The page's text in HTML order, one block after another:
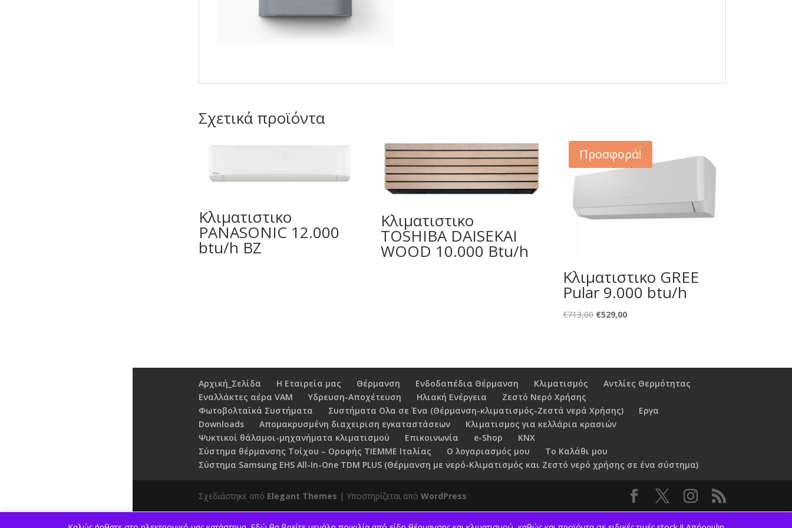
Σχετικά προϊόντα
Κλιματιστικο
PANASONIC 12.000
btu/h BZ
Κλιματιστικο
TOSHIBA DAISEKAI
WOOD 10.000 Btu/h
Προσφορά!
Κλιματιστικο GREE
Pular 9.000 btu/h
€713,00 Original
€529,00Η
€529,00.
Αρχική_Σελίδα
Η Εταιρεία μας Θέρμανση Ενδοδαπέδια Θέρμανση Κλιματισμός
Αντλίες Θερμότητας
Εναλλάκτες αέρα VAM
Υδρευση-Αποχέτευση Ηλιακή Ενέργεια
Ζεστό Νερό Χρήσης
Φωτοβολταϊκά Συστήματα
Συστήματα Ολα σε Ένα (Θέρμανση-κλιματισμός-Ζεστά νερά Χρήσης)
Εργα
Downloads
Απομακρυσμένη διαχειριση εγκαταστάσεων
Κλιματισμος για κελλάρια κρασιών
Ψυκτικοί θάλαμοι-μηχανήματα κλιματισμού
Επικοινωνία e-Shop
KNX
Σύστημα θέρμανσης Τοίχου – Οροφής TIEMME Ιταλίας
Ο λογαριασμός μου
Το Καλάθι μου
Σύστημα Samsung EHS All-In-One TDM PLUS (Θέρμανση με νερό-Κλιματισμός και Ζεστό νερό χρήσης σε ένα σύστημα)
Σχεδιάστηκε από Elegant Themes | Υποστηρίζεται από WordPress